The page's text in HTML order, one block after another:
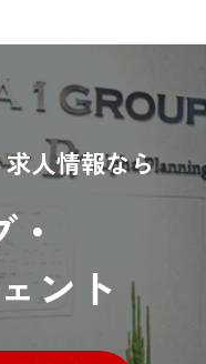
人情報なら
ント